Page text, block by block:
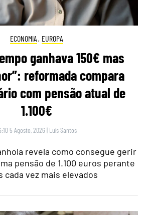
ECONOMIA , EUROPA
ganhava 150€ mas
reformada compara
com pensão atual de
1.100€
5 Agosto, 2026 | Luís Santos
revela como consegue gerir
pensão de 1.100 euros perante
cada vez mais elevados